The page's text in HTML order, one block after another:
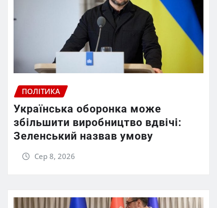
ПОЛІТИКА
Українська оборонка може
збільшити виробництво вдвічі:
Зеленський назвав умову
Сер 8, 2026